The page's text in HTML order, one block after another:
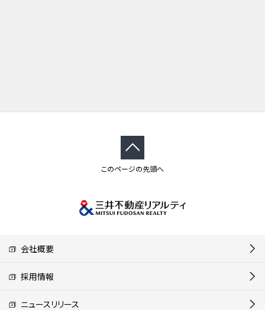
このページの先頭へ
会社概要
採用情報
ニュースリリース